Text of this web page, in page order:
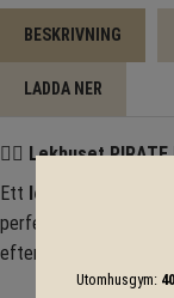
BESKRIVNING
LADDA NER
🏴‍☠️ Lekhuset
Ett lekfullt pirathus
perfekt för små
efter dagens äventyr.
Utomhusgym: